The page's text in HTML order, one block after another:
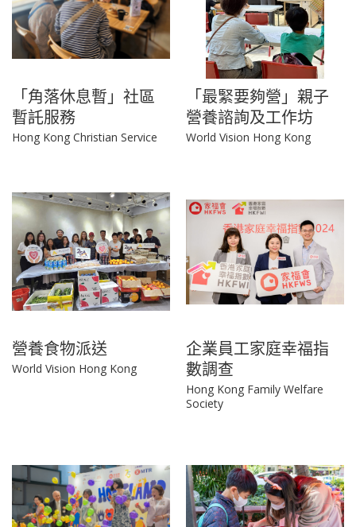
「角落休息暫」社區
暫託服務
Hong Kong Christian Service
「最緊要夠營」親子
營養諮詢及工作坊
World Vision Hong Kong
營養食物派送
World Vision Hong Kong
企業員工家庭幸福指
數調查
Hong Kong Family Welfare
Society